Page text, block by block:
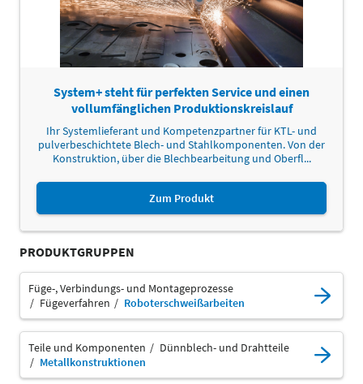
System+ steht für perfekten Service und einen
vollumfänglichen Produktionskreislauf
Ihr Systemlieferant und Kompetenzpartner für KTL- und
pulverbeschichtete Blech- und Stahlkomponenten. Von der
Konstruktion, über die Blechbearbeitung und Oberfl...
Zum Produkt
PRODUKTGRUPPEN
Füge-, Verbindungs- und Montageprozesse
Fügeverfahren
Roboterschweißarbeiten
Teile und Komponenten
Dünnblech- und Drahtteile
Metallkonstruktionen